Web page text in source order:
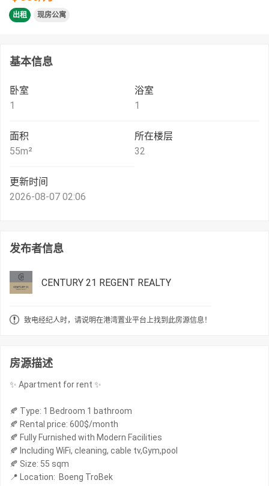
出租 现房公寓
基本信息
卧室
1
浴室
1
面积
55m²
所在楼层
32
更新时间
2026-08-07 02:06
发布者信息
CENTURY 21 REGENT REALTY
致电经纪人时，请说明在港湾置业平台上找到此房源信息！
房源描述
✨ Apartment for rent ✨
🍂 Type: 1 Bedroom 1 bathroom
🍂 Rental price: 600$/month
🍂 Fully Furnished with Modern Facilities
🍂 Including WiFi, cleaning, cable tv,Gym,pool
🍂 Size: 55 sqm
📍 Location: Boeng TroBek